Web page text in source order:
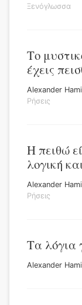
Ξενόγλωσσα
Το
έχεις
Alexander
Ρήσεις
Η πειθώ
λογική
Alexander
Ρήσεις
Τα λόγια
Alexander